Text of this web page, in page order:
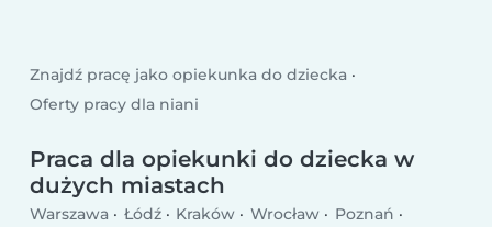
Znajdź pracę jako opiekunka do dziecka
Oferty pracy dla niani
Praca dla opiekunki do dziecka w
dużych miastach
Warszawa Łódź Kraków Wrocław
Poznań